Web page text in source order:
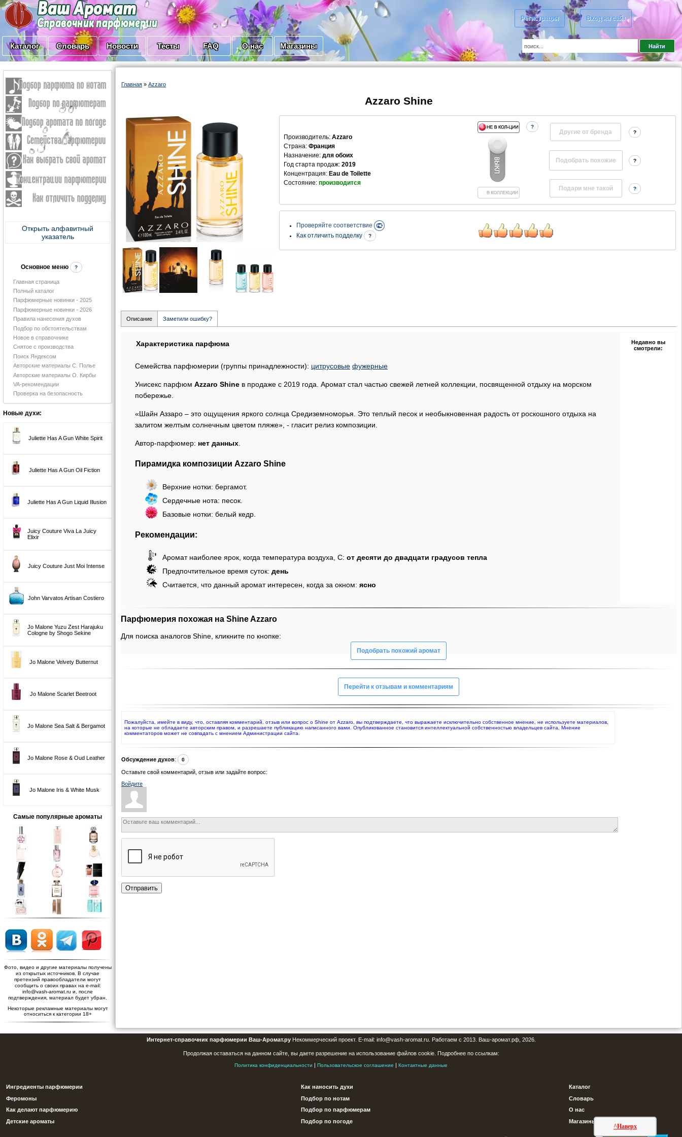
Регистрация Вход на сайт
Каталог Словарь Новости Тесты FAQ О нас Магазины
Открыть алфавитный
указатель
Основное меню ?
Главная страница
Полный каталог
Парфюмерные новинки - 2025
Парфюмерные новинки - 2026
Правила нанесения духов
Подбор по обстоятельствам
Новое в справочнике
Снятое с производства
Поиск Яндексом
Авторские материалы С. Полье
Авторские материалы О. Кирбы
VA-рекомендации
Проверка на безопасность
Новые духи:
Juliette Has A Gun White Spirit
Juliette Has A Gun Oil Fiction
Juliette Has A Gun Liquid Illusion
Juicy Couture Viva La Juicy
Elixir
Juicy Couture Just Moi Intense
John Varvatos Artisan Costiero
Jo Malone Yuzu Zest Harajuku
Cologne by Shogo Sekine
Jo Malone Velvety Butternut
Jo Malone Scarlet Beetroot
Jo Malone Sea Salt & Bergamot
Jo Malone Rose & Oud Leather
Jo Malone Iris & White Musk
Самые популярные ароматы
Фото, видео и другие материалы получены
из открытых источников. В случае
претензий правообладатели могут
сообщить о своих правах на e-mail:
info@vash-aromat.ru и, после
подтверждения, материал будет убран.
Некоторые рекламные материалы могут
относиться к категории 18+
Главная » Azzaro
Azzaro Shine
Производитель: Azzaro
Страна: Франция
Назначение: для обоих
Год старта продаж: 2019
Концентрация: Eau de Toilette
Состояние: производится
?
Другие от бренда ?
?
?
Проверяйте соответствие
Как отличить подделку
?
Описание Заметили ошибку?
Характеристика парфюма
Семейства парфюмерии (группы принадлежности): цитрусовые фужерные
Унисекс парфюм Azzaro Shine в продаже с 2019 года. Аромат стал частью свежей летней коллекции, посвященной отдыху на морском
побережье.
«Шайн Аззаро – это ощущения яркого солнца Средиземноморья. Это теплый песок и необыкновенная радость от роскошного отдыха на
залитом желтым солнечным цветом пляже», - гласит релиз композиции.
Автор-парфюмер: нет данных
Пирамидка композиции Azzaro Shine
Верхние нотки: бергамот.
Сердечные нота: песок.
Базовые нотки: белый кедр.
Рекомендации:
Аромат наиболее ярок, когда температура воздуха, С: от десяти до двадцати градусов тепла
Предпочтительное время суток: день
Считается, что данный аромат интересен, когда за окном: ясно
Недавно вы
смотрели:
Парфюмерия похожая на Shine Azzaro
Для поиска аналогов Shine, кликните по кнопке:
Подобрать похожий аромат
Перейти к отзывам и комментариям
Пожалуйста, имейте в виду, что, оставляя комментарий, отзыв или вопрос о Shine от Azzaro, вы подтверждаете, что выражаете исключительно собственное мнение, не используете материалов,
на которые не обладаете авторским правом, и разрешаете публикацию написанного вами. Опубликованное становится интеллектуальной собственностью владельцев сайта. Мнение
комментаторов может не совпадать с мнением Администрации сайта.
Обсуждение духов: 0
Оставьте свой комментарий, отзыв или задайте вопрос:
Войдите
Отправить
^Наверх
Интернет-справочник парфюмерии Ваш-Аромат.руНекоммерческий проект. E-mail: info@vash-aromat.ru. Работаем с 2013. Ваш-аромат.рф, 2026.
Продолжая оставаться на данном сайте, вы даете разрешение на использование файлов cookie. Подробнее по ссылкам:
Политика конфиденциальности | Пользовательское соглашение | Контактные данные
Ингредиенты парфюмерии
Феромоны
Как делают парфюмерию
Детские ароматы
Как наносить духи
Подбор по нотам
Подбор по парфюмерам
Подбор по погоде
Каталог
Словарь
О нас
Магазины